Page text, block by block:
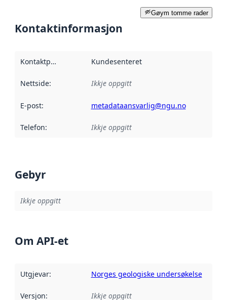
Gøym tomme rader
Kontaktinformasjon
Kontaktpunkt Kundesenteret
Nettside: Ikkje oppgitt
E-post: metadataansvarlig@ngu.no
Telefon: Ikkje oppgitt
Gebyr
Ikkje oppgitt
Om API-et
Utgjevar: Norges geologiske undersøkelse
Versjon: Ikkje oppgitt